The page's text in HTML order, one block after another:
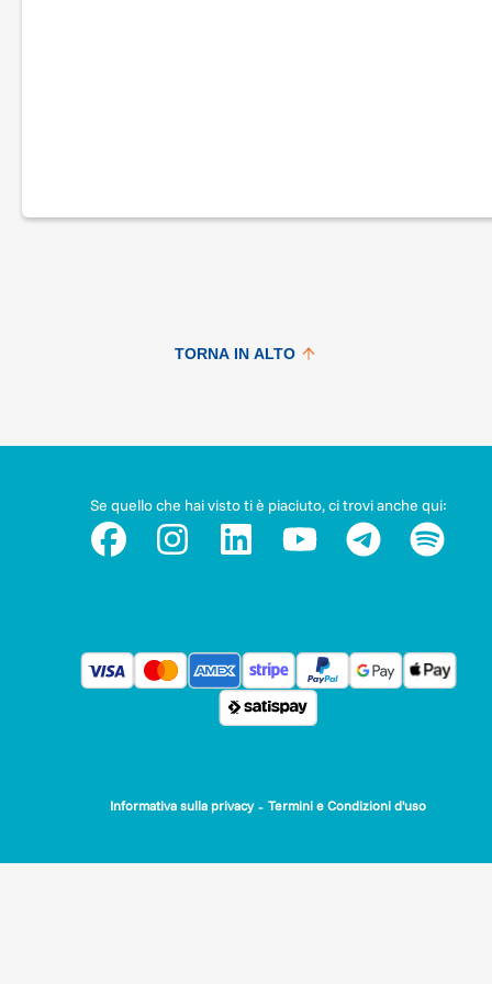
TORNA IN ALTO
Se quello che hai visto ti è piaciuto, ci trovi anche qui:
Informativa sulla privacy - Termini e Condizioni d'uso